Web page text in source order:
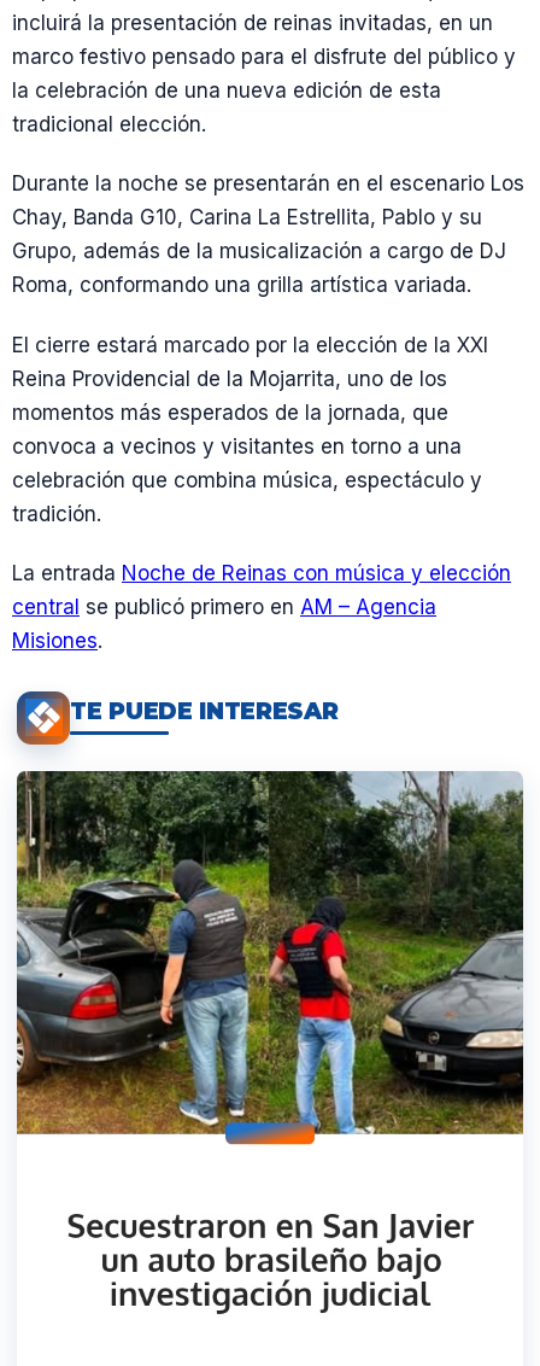
incluirá la presentación de reinas invitadas, en un
marco festivo pensado para el disfrute del público y
la celebración de una nueva edición de esta
tradicional elección.
Durante la noche se presentarán en el escenario Los
Chay, Banda G10, Carina La Estrellita, Pablo y su
Grupo, además de la musicalización a cargo de DJ
Roma, conformando una grilla artística variada.
El cierre estará marcado por la elección de la XXI
Reina Providencial de la Mojarrita, uno de los
momentos más esperados de la jornada, que
convoca a vecinos y visitantes en torno a una
celebración que combina música, espectáculo y
tradición.
La entrada Noche de Reinas con música y elección
central se publicó primero en AM – Agencia
Misiones.
TE PUEDE INTERESAR